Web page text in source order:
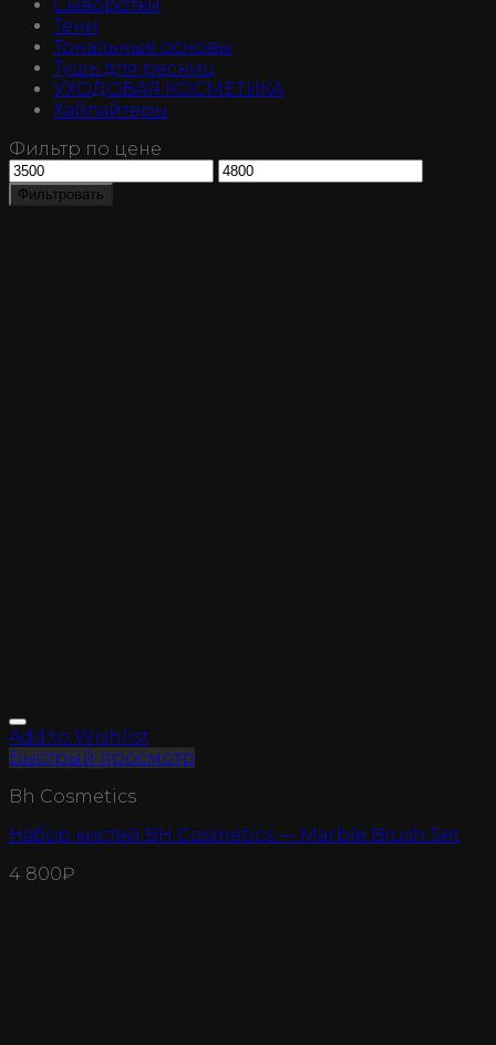
Сыворотки
Тени
Тональные основы
Тушь для ресниц
УХОДОВАЯ КОСМЕТИКА
Хайлайтеры
Фильтр по цене
Минимальная
цена
Максимальная
цена
Фильтровать
Add to Wishlist
Быстрый просмотр
Bh Cosmetics
Набор кистей BH Cosmetics — Marble Brush Set
4 800₽